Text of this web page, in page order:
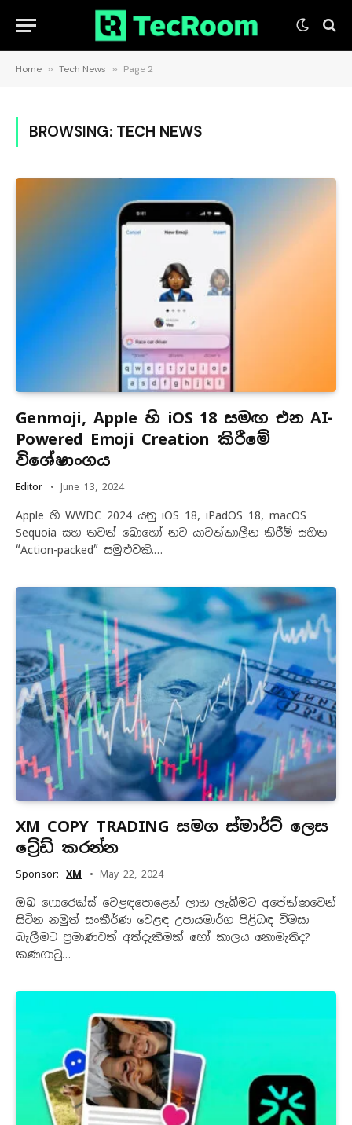
Home » Tech News » Page 2
BROWSING: TECH NEWS
Genmoji, Apple හි iOS 18 සමඟ එන AI-
Powered Emoji Creation කිරීමේ
විශේෂාංගය
Editor June 13, 2024
Apple හි WWDC 2024 යනු iOS 18, iPadOS 18, macOS
Sequoia සහ තවත් බොහෝ නව යාවත්කාලීන කිරීම් සහිත
“Action-packed” සමුළුවකි.…
XM COPY TRADING සමග ස්මාර්ට් ලෙස
ට්‍රේඩ් කරන්න
Sponsor: XM May 22, 2024
ඔබ ෆොරෙක්ස් වෙළඳපොළෙන් ලාභ ලැබීමට අපේක්ෂාවෙන්
සිටින නමුත් සංකීර්ණ වෙළඳ උපායමාර්ග පිළිබඳ විමසා
බැලීමට ප්‍රමාණවත් අත්දැකීමක් හෝ කාලය නොමැතිද?
කණගාටු…